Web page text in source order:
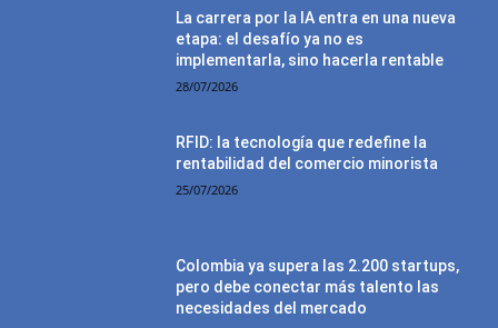
La carrera por la IA entra en una nueva
etapa: el desafío ya no es
implementarla, sino hacerla rentable
28/07/2026
RFID: la tecnología que redefine la
rentabilidad del comercio minorista
25/07/2026
Colombia ya supera las 2.200 startups,
pero debe conectar más talento las
necesidades del mercado